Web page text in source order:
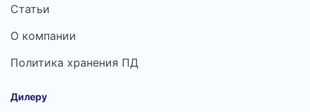
Статьи
О компании
Политика хранения ПД
Дилеру